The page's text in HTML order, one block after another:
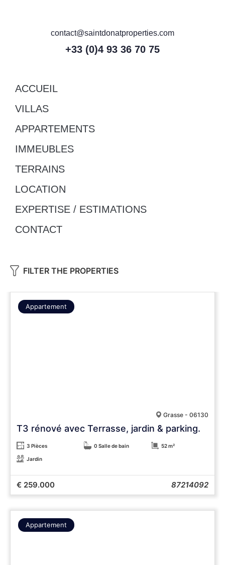
contact@saintdonatproperties.com
+33 (0)4 93 36 70 75
ACCUEIL
VILLAS
APPARTEMENTS
IMMEUBLES
TERRAINS
LOCATION
EXPERTISE / ESTIMATIONS
CONTACT
FILTER THE PROPERTIES
Appartement
Grasse - 06130
T3 rénové avec Terrasse, jardin & parking.
3 Pièces 0 Salle de bain 52 m²
Jardin
€ 259.000 87214092
Appartement